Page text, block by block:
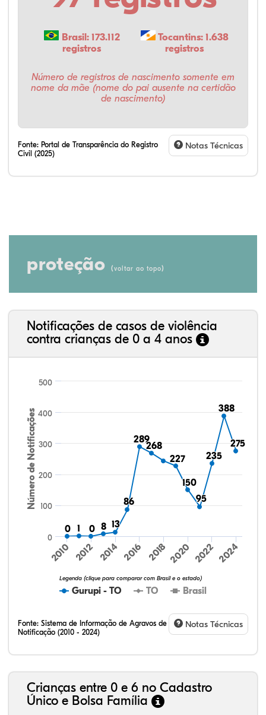
Brasil: 173.112
registros
Tocantins: 1.638
registros
Número de registros de nascimento somente em
nome da mãe (nome do pai ausente na certidão
de nascimento)
Fonte: Portal de Transparência do Registro
Civil (2025)
Notas Técnicas
proteção (voltar ao topo)
Notificações de casos de violência
contra crianças de 0 a 4 anos
Número de Notificações
0
0 11 0
0 8
8 13
13
86
86
289
289
268
268
227
227
150
150
95
95
235
235
388
388
275
275
Gurupi - TO TO Brasil
Legenda (clique para comparar com Brasil e o estado)
2010 2012 2014 2016 2018 2020 2022 2024
0
100
200
300
400
500
Fonte: Sistema de Informação de Agravos de
Notificação (2010 - 2024)
Notas Técnicas
Crianças entre 0 e 6 no Cadastro
Único e Bolsa Família
13,05%
10,95%
1,68%
72,42%
1,68%
0,21%
32,57%
9,24%
0,46%
54,88%
1,27%
1,56%